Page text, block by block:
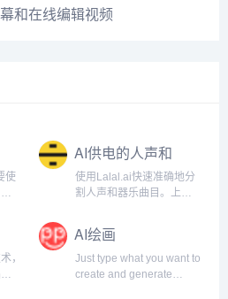
和在线编辑视频
使
AI供电的人声和
器乐曲目清除器
使用Lalal.ai快速准确地分
割人声和器乐曲目。上传
内接收高质量的提取曲
目。.
，
AI绘画
Just type what you want to
create and generate